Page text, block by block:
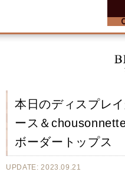
本日のディスプレ
ース＆
ボーダートップス
UPDATE: 2023.09.21